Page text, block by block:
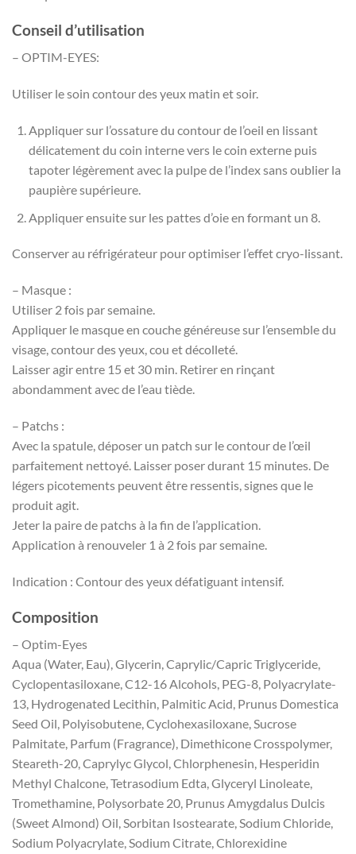
Conseil d’utilisation
– OPTIM-EYES:
Utiliser le soin contour des yeux matin et soir.
Appliquer sur l’ossature du contour de l’oeil en lissant
délicatement du coin interne vers le coin externe puis
tapoter légèrement avec la pulpe de l’index sans oublier la
paupière supérieure.
Appliquer ensuite sur les pattes d’oie en formant un 8.
Conserver au réfrigérateur pour optimiser l’effet cryo-lissant.
– Masque :
Utiliser 2 fois par semaine.
Appliquer le masque en couche généreuse sur l’ensemble du
visage, contour des yeux, cou et décolleté.
Laisser agir entre 15 et 30 min. Retirer en rinçant
abondamment avec de l’eau tiède.
– Patchs :
Avec la spatule, déposer un patch sur le contour de l’œil
parfaitement nettoyé. Laisser poser durant 15 minutes. De
légers picotements peuvent être ressentis, signes que le
produit agit.
Jeter la paire de patchs à la fin de l’application.
Application à renouveler 1 à 2 fois par semaine.
Indication : Contour des yeux défatiguant intensif.
Composition
– Optim-Eyes
Aqua (Water, Eau), Glycerin, Caprylic/Capric Triglyceride,
Cyclopentasiloxane, C12-16 Alcohols, PEG-8, Polyacrylate-
13, Hydrogenated Lecithin, Palmitic Acid, Prunus Domestica
Seed Oil, Polyisobutene, Cyclohexasiloxane, Sucrose
Palmitate, Parfum (Fragrance), Dimethicone Crosspolymer,
Steareth-20, Caprylyc Glycol, Chlorphenesin, Hesperidin
Methyl Chalcone, Tetrasodium Edta, Glyceryl Linoleate,
Tromethamine, Polysorbate 20, Prunus Amygdalus Dulcis
(Sweet Almond) Oil, Sorbitan Isostearate, Sodium Chloride,
Sodium Polyacrylate, Sodium Citrate, Chlorexidine